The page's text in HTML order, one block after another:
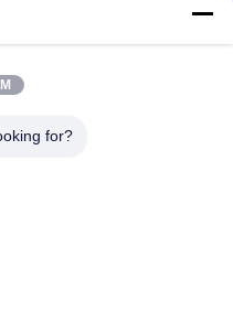
composants aérospatiaux
for?